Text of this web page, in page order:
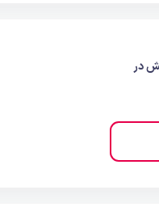
در